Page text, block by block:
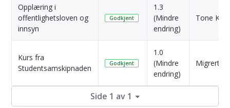
Opplæring i
offentlighetsloven og
innsyn
Godkjent
1.3
(Mindre
endring)
Tone
Kurs fra
Studentsamskipnaden
Godkjent
1.0
(Mindre
endring)
Migrert
Side 1 av 1